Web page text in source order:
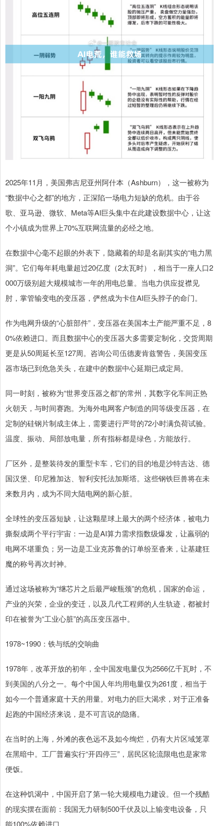
2025年11月，美国弗吉尼亚州阿什本（Ashburn），这一被称为
“数据中心之都”的地方，正深陷一场电力短缺的危机。由于谷
歌、亚马逊、微软、Meta等AI巨头集中在此建设数据中心，让这
个小镇成为世界上70%互联网流量的必经之地。
在数据中心毫不起眼的外表下，隐藏着的却是名副其实的“电力黑
洞”。它们每年耗电量超过20亿度（2太瓦时），相当于一座人口2
000万级别超大规模城市一年的用电总量。当电力供应捉襟见
肘，掌管输变电的变压器，俨然成为卡住AI巨头脖子的命门。
作为电网升级的“心脏部件”，变压器在美国本土产能严重不足，8
0%依赖进口。而且数据中心的变压器大多需要定制化，交货周期
更是从50周延长至127周。咨询公司伍德麦肯兹警告，美国变压
器市场已到危急关头，在建中的数据中心延期已成定局。
同一时刻，被称为“世界变压器之都”的常州，其数字化车间正热
火朝天，与时间赛跑。为海外电网客户制造的同等级变压器，在
定制的硅钢片制成主体上，需要进行严苛的72小时满负荷试验。
温度、振动、局部放电量，所有指标都是绿色，方能放行。
厂区外，是整装待发的重型卡车，它们的目的地是沙特吉达、德
国汉堡、印尼雅加达、智利安托法加斯塔。这些钢铁巨兽将在未
来数月内，成为不同大陆电网的新心脏。
全球性的变压器短缺，让这颗星球上最大的两个经济体，被电力
撕裂成两个平行宇宙：一边是AI算力需求指数级爆发，让羸弱的
电网不堪重负；另一边是工业克苏鲁的订单纷至沓来，让基建狂
魔的称号再次封神。
通过这场被称为“继芯片之后最严峻瓶颈”的危机，国家的命运，
产业的兴荣，企业的变迁，以及几代工程师的人生轨迹，都被封
印在被誉为“工业心脏”的高压变压器中。
1978~1990：铁与纸的交响曲
1978年，改革开放的初年，全中国发电量仅为2566亿千瓦时，不
到美国的八分之一。每个中国人年均用电量仅为261度，相当于
如今一个普通家庭十天的用量。对电力的巨大渴求，对于正准备
起跑的中国经济来说，是不可言说的隐痛。
在当时的上海，外滩的夜色远不及如今绚烂，仍有大片区域笼罩
在黑暗中。工厂普遍实行“开四停三”，居民区轮流限电也是家常
便饭。
在这种饥渴中，中国开启了第一轮大规模电力建设。但一个残酷
的现实摆在面前：我国无力研制500千伏及以上输变电设备，只
能100%依赖进口。